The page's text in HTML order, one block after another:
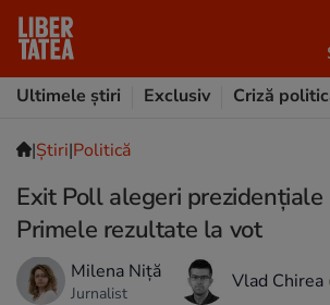
Ultimele știri
Exclusiv Criză
|Ştiri|Politică
Exit Poll alegeri
Primele rezultate la vot
Milena Niță
Jurnalist Vlad Chirea